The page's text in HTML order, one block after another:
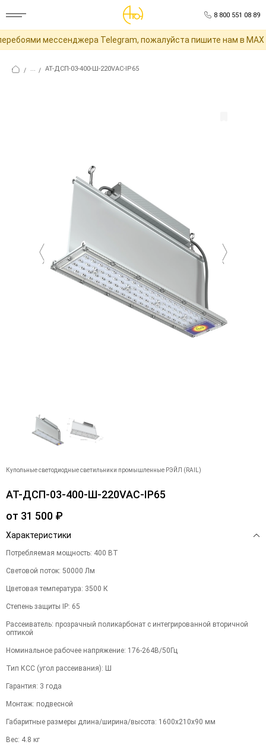
8 800 551 08 89
мессенджера Telegram, пожалуйста пишите нам в MAX
/ ... / АТ-ДСП-03-400-Ш-220VAC-IP65
Купольные светодиодные светильники промышленные РЭЙЛ (RAIL)
АТ-ДСП-03-400-Ш-220VAC-IP65
от 31 500 ₽
Характеристики
Потребляемая мощность: 400 ВТ
Световой поток: 50000 Лм
Цветовая температура: 3500 К
Степень защиты IP: 65
Рассеиватель: прозрачный поликарбонат с интегрированной вторичной
оптикой
Номинальное рабочее напряжение: 176-264В/50Гц
Тип КСС (угол рассеивания): Ш
Гарантия: 3 года
Монтаж: подвесной
Габаритные размеры длина/ширина/высота: 1600х210х90 мм
Вес: 4.8 кг